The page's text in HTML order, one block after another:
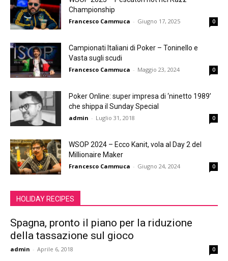
Championship
Francesco Cammuca - Giugno 17, 2025 0
Campionati Italiani di Poker – Toninello e
Vasta sugli scudi
Francesco Cammuca - Maggio 23, 2024 0
Poker Online: super impresa di ‘ninetto 1989’
che shippa il Sunday Special
admin - Luglio 31, 2018 0
WSOP 2024 – Ecco Kanit, vola al Day 2 del
Millionaire Maker
Francesco Cammuca - Giugno 24, 2024 0
HOLIDAY RECIPES
Spagna, pronto il piano per la riduzione
della tassazione sul gioco
admin - Aprile 6, 2018 0